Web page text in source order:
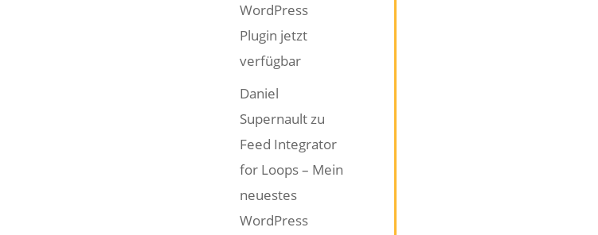
WordPress
Plugin jetzt
verfügbar
Daniel
Supernaultzu
Feed Integrator
for Loops – Mein
neuestes
WordPress